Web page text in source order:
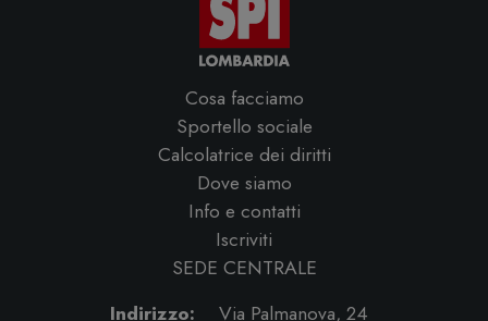
Cosa facciamo
Sportello sociale
Calcolatrice dei diritti
Dove siamo
Info e contatti
Iscriviti
SEDE CENTRALE
Indirizzo:
Via Palmanova, 24